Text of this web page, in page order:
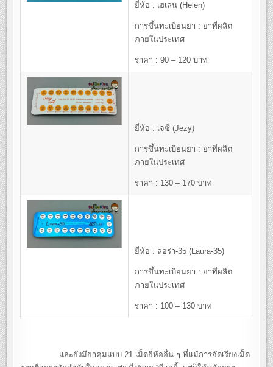
ยี่ห้อ : เฮเลน (Helen)
การขึ้นทะเบียนยา : ยาที่ผลิต
ภายในประเทศ
ราคา : 90 – 120 บาท
ยี่ห้อ : เจซี่ (Jezy)
การขึ้นทะเบียนยา : ยาที่ผลิต
ภายในประเทศ
ราคา : 130 – 170 บาท
ยี่ห้อ : ลอร่า-35 (Laura-35)
การขึ้นทะเบียนยา : ยาที่ผลิต
ภายในประเทศ
ราคา : 100 – 130 บาท
และยังมียาคุมแบบ 21 เม็ดยี่ห้ออื่น ๆ ที่แม้การจัดเรียงเม็ด